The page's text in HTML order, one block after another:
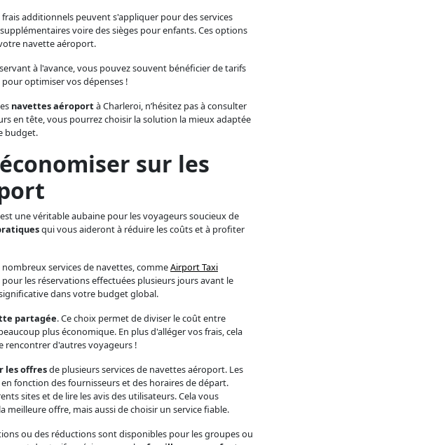
frais additionnels peuvent s'appliquer pour des services
voire des sièges pour enfants. Ces options
navette aéroport.
à l'avance, vous pouvez souvent bénéficier de tarifs
optimiser vos dépenses !
navettes aéroport à Charleroi, n’hésitez pas à consulter
en tête, vous pourrez choisir la solution la mieux adaptée
budget.
sur les
une véritable aubaine pour les voyageurs soucieux de
qui vous aideront à réduire les coûts et à profiter
nombreux services de navettes, commeAirport Taxi
les réservations effectuées plusieurs jours avant le
dans votre budget global.
partagée. Ce choix permet de diviser le coût entre
plus économique. En plus d'alléger vos frais, cela
rencontrer d'autres voyageurs !
les offresde plusieurs services de navettes aéroport. Les
fonction des fournisseurs et des horaires de départ.
sites et de lire les avis des utilisateurs. Cela vous
offre, mais aussi de choisir un service fiable.
ou des réductions sont disponibles pour les groupes ou